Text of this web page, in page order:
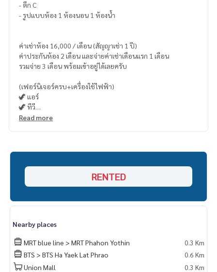
- ตึก C
- รูปแบบห้อง 1 ห้องนอน 1 ห้องน้ำ
ค่าเช่าห้อง 16,000 / เดือน (สัญญาเช่า 1 ปี)
ค่าประกันห้อง 2 เดือน และจ่ายค่าเช่าเดือนแรก 1 เดือน
รวมจ่าย 3 เดือน พร้อมเข้าอยู่ได้เลยครับ
(เฟอร์นิเจอร์ครบ+เครื่องใช้ไฟฟ้า)
🦖 แอร์
🦖 ทีวี
🦖 ตู้เย็น
Read more
RENTED
Nearby places
MRT blue line > MRT Phahon Yothin
0.3 Km
BTS > BTS Ha Yaek Lat Phrao
0.6 Km
Union Mall
0.3 Km